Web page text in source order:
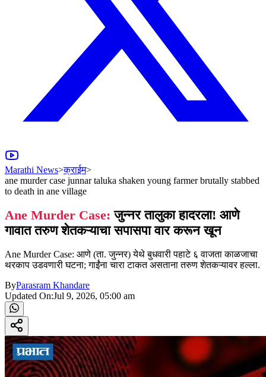
Marathi News>क्राईम>
ane murder case junnar taluka shaken young farmer brutally stabbed
to death in ane village
Ane Murder Case: जुन्नर तालुका हादरला! आणे
गावात तरुण शेतकऱ्याचा सपासपा वार करून खून
Ane Murder Case: आणे (ता. जुन्नर) येथे बुधवारी पहाटे ६ वाजता काळजाचा
थरकाप उडवणारी घटना; गाईंना चारा टाकत असताना तरुण शेतकऱ्यावर हल्ला.
ByParasram Khandare
Updated On:Jul 9, 2026, 05:00 am